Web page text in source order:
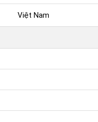
Việt Nam